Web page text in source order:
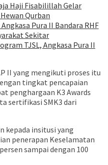
Haji Fisabilillah Gelar
Qurban
Pura II Bandara RHF
Sekitar
TJSL, Angkasa Pura II
II yang mengikuti proses itu
tingkat pencapaian
penghargaan K3 Awards
sertifikasi SMK3 dari
kepada insitusi yang
penerapan Keselamatan
sampai dengan 100